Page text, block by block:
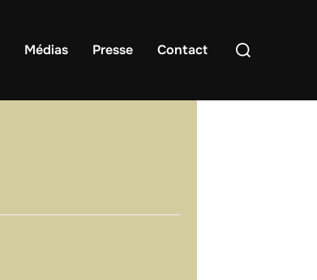
Médias Presse Contact
Rechercher :